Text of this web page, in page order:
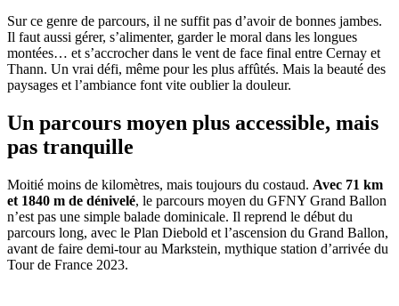
Sur ce genre de parcours, il ne suffit pas d’avoir de bonnes jambes.
Il faut aussi gérer, s’alimenter, garder le moral dans les longues
montées… et s’accrocher dans le vent de face final entre Cernay et
Thann. Un vrai défi, même pour les plus affûtés. Mais la beauté des
paysages et l’ambiance font vite oublier la douleur.
Un parcours moyen plus accessible, mais
pas tranquille
Moitié moins de kilomètres, mais toujours du costaud. Avec 71 km
et 1840 m de dénivelé, le parcours moyen du GFNY Grand Ballon
n’est pas une simple balade dominicale. Il reprend le début du
parcours long, avec le Plan Diebold et l’ascension du Grand Ballon,
avant de faire demi-tour au Markstein, mythique station d’arrivée du
Tour de France 2023.